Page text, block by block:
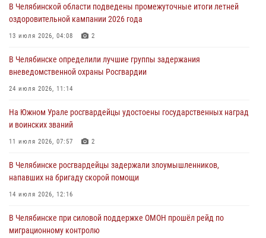
На Южном Урале сотрудники Росгвардии задержали
подозреваемого в совершении убийства
В Челябинской области росгвардейцами по горячим следам
задержан подозреваемый в грабеже
В Челябинской области подведены промежуточные итоги летней
оздоровительной кампании 2026 года
13 июля 2026, 04:08 2
В Челябинске определили лучшие группы задержания
вневедомственной охраны Росгвардии
24 июля 2026, 11:14
На Южном Урале росгвардейцы удостоены государственных наград
и воинских званий
11 июля 2026, 07:57 2
В Челябинске росгвардейцы задержали злоумышленников,
напавших на бригаду скорой помощи
14 июля 2026, 12:16
В Челябинске при силовой поддержке ОМОН прошёл рейд по
миграционному контролю